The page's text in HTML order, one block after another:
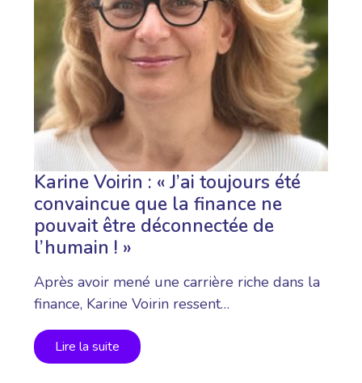
Karine Voirin : « J’ai toujours été
convaincue que la finance ne
pouvait être déconnectée de
l’humain ! »
Après avoir mené une carrière riche dans la
finance, Karine Voirin ressent…
Lire la suite